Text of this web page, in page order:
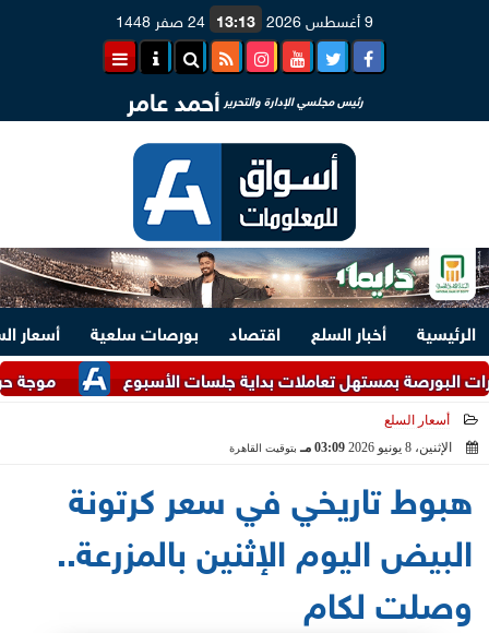
9 أغسطس 2026 13:13 24 صفر 1448
رئيس مجلسي الإدارة والتحرير أحمد عامر
الرئيسية أخبار السلع اقتصاد بورصات سلعية
أسعار
موجة حر غير
بمستهل تعاملات بداية جلسات الأسبوع
أسعار السلع
الإثنين، 8 يونيو 2026
03:09 مـ بتوقيت القاهرة
هبوط تاريخي في سعر كرتونة
البيض اليوم الإثنين بالمزرعة..
وصلت لكام